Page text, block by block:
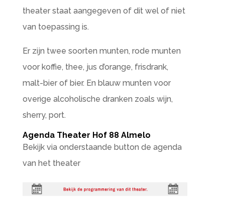
theater staat aangegeven of dit wel of niet
van toepassing is.
Er zijn twee soorten munten, rode munten
voor koffie, thee, jus d’orange, frisdrank,
malt-bier of bier. En blauw munten voor
overige alcoholische dranken zoals wijn,
sherry, port.
Agenda Theater Hof 88 Almelo
Bekijk via onderstaande button de agenda
van het theater